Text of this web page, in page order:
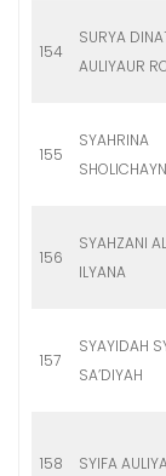
154
SURYA
AULIYAUR
155
SYAHRINA
156
SYAHZANI
ILYANA
157
SYAYIDAH
SA’DIYAH
158 SYIFA